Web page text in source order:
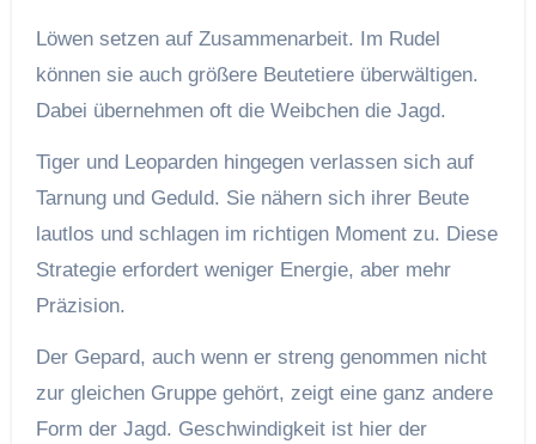
Löwen setzen auf Zusammenarbeit. Im Rudel
können sie auch größere Beutetiere überwältigen.
Dabei übernehmen oft die Weibchen die Jagd.
Tiger und Leoparden hingegen verlassen sich auf
Tarnung und Geduld. Sie nähern sich ihrer Beute
lautlos und schlagen im richtigen Moment zu. Diese
Strategie erfordert weniger Energie, aber mehr
Präzision.
Der Gepard, auch wenn er streng genommen nicht
zur gleichen Gruppe gehört, zeigt eine ganz andere
Form der Jagd. Geschwindigkeit ist hier der